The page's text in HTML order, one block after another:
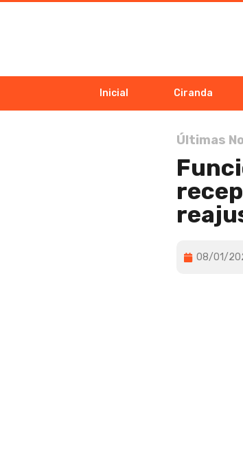
Inicial Ciranda
Últimas
08/01/